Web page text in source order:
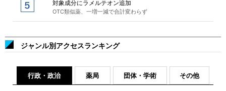
対象成分にラメルテオン追加
OTC類似薬、一増一減で合計変わらず
ジャンル別アクセスランキング
行政・政治 薬局 団体・学術 その他